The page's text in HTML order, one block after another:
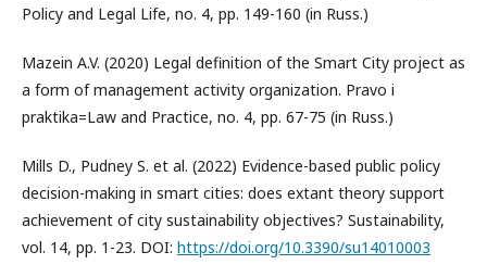
Policy and Legal Life, no. 4, pp. 149-160 (in Russ.)
Mazein A.V. (2020) Legal definition of the Smart City project as
a form of management activity organization. Pravo i
praktika=Law and Practice, no. 4, pp. 67-75 (in Russ.)
Mills D., Pudney S. et al. (2022) Evidence-based public policy
decision-making in smart cities: does extant theory support
achievement of city sustainability objectives? Sustainability,
vol. 14, pp. 1-23. DOI: https://doi.org/10.3390/su14010003